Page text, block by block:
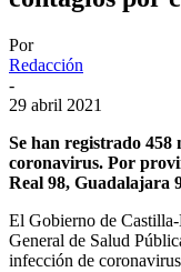
Por
Redacción
-
29 abril 2021
Se han registrado 458
coronavirus. Por
Real 98, Guadalajara
El Gobierno de
General de Salud
infección de